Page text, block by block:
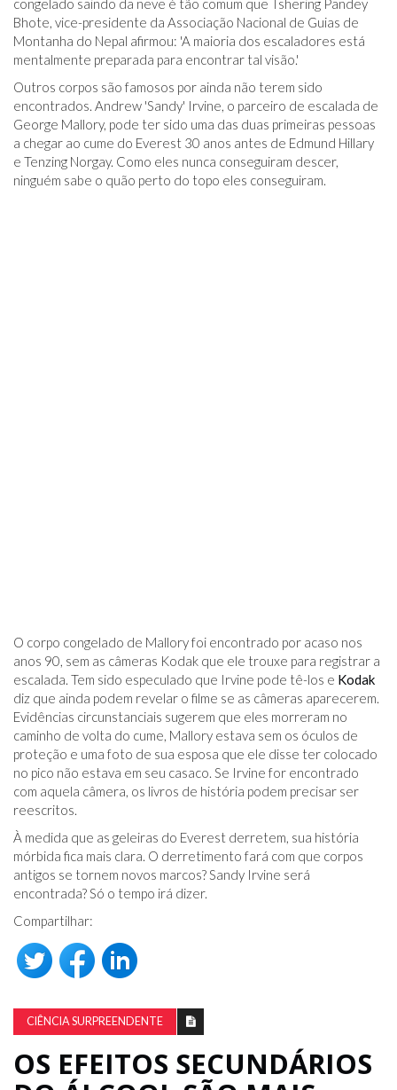
congelado saindo da neve é ​​tão comum que Tshering Pandey
Bhote, vice-presidente da Associação Nacional de Guias de
Montanha do Nepal afirmou: 'A maioria dos escaladores está
mentalmente preparada para encontrar tal visão.'
Outros corpos são famosos por ainda não terem sido
encontrados. Andrew 'Sandy' Irvine, o parceiro de escalada de
George Mallory, pode ter sido uma das duas primeiras pessoas
a chegar ao cume do Everest 30 anos antes de Edmund Hillary
e Tenzing Norgay. Como eles nunca conseguiram descer,
ninguém sabe o quão perto do topo eles conseguiram.
O corpo congelado de Mallory foi encontrado por acaso nos
anos 90, sem as câmeras Kodak que ele trouxe para registrar a
escalada. Tem sido especulado que Irvine pode tê-los e Kodak
diz que ainda podem revelar o filme se as câmeras aparecerem.
Evidências circunstanciais sugerem que eles morreram no
caminho de volta do cume, Mallory estava sem os óculos de
proteção e uma foto de sua esposa que ele disse ter colocado
no pico não estava em seu casaco. Se Irvine for encontrado
com aquela câmera, os livros de história podem precisar ser
reescritos.
À medida que as geleiras do Everest derretem, sua história
mórbida fica mais clara. O derretimento fará com que corpos
antigos se tornem novos marcos? Sandy Irvine será
encontrada? Só o tempo irá dizer.
Compartilhar:
CIÊNCIA SURPREENDENTE
OS EFEITOS SECUNDÁRIOS